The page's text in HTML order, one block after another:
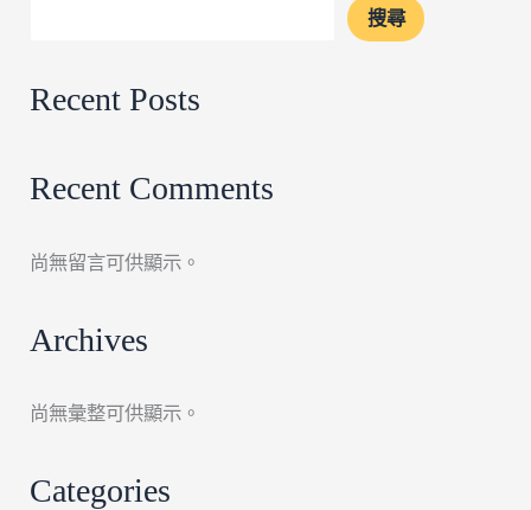
搜尋
Recent Posts
Recent Comments
尚無留言可供顯示。
Archives
尚無彙整可供顯示。
Categories